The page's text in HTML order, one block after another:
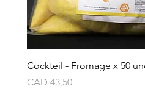
Cockteil - Fromage x 50
Precio
CAD 43,50